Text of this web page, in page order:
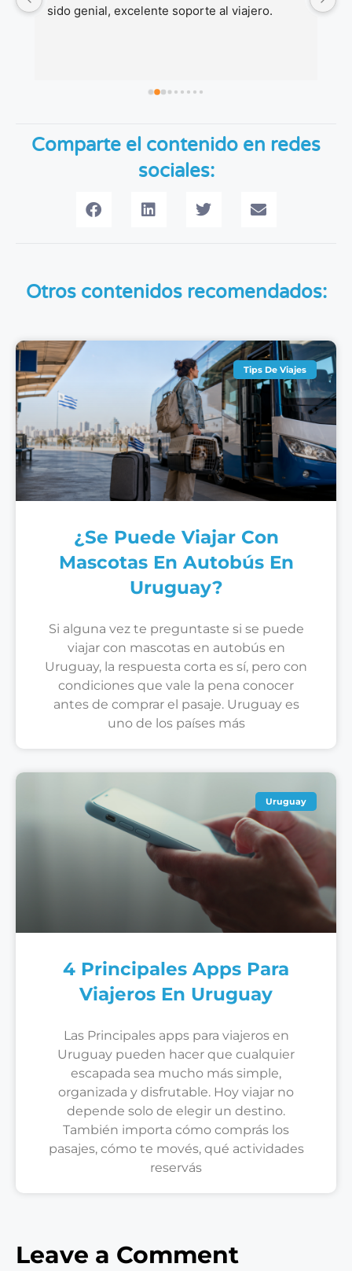
sido genial, excelente soporte al viajero.
Comparte el contenido en redes
sociales:
Otros contenidos recomendados:
Tips De Viajes
¿Se Puede Viajar Con
Mascotas En Autobús En
Uruguay?
Si alguna vez te preguntaste si se puede
viajar con mascotas en autobús en
Uruguay, la respuesta corta es sí, pero con
condiciones que vale la pena conocer
antes de comprar el pasaje. Uruguay es
uno de los países más
Uruguay
4 Principales Apps Para
Viajeros En Uruguay
Las Principales apps para viajeros en
Uruguay pueden hacer que cualquier
escapada sea mucho más simple,
organizada y disfrutable. Hoy viajar no
depende solo de elegir un destino.
También importa cómo comprás los
pasajes, cómo te movés, qué actividades
reservás
Leave a Comment